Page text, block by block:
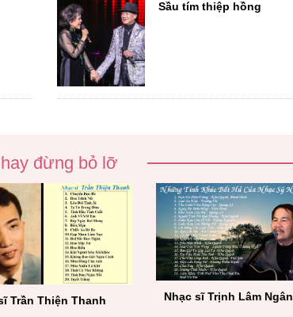
Sầu tím thiệp hồng
đừng bỏ lỡ
Trần Thiện Thanh Nhạc sĩ Trịnh Lâm Ngân